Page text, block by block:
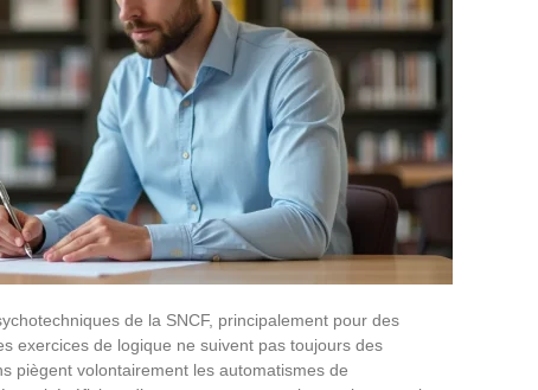
de la SNCF, principalement pour des
exercices de logique ne suivent pas toujours des
piègent volontairement les automatismes de